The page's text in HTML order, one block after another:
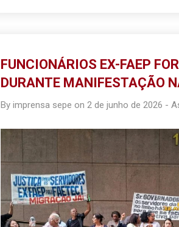
FUNCIONÁRIOS EX-FAEP
DURANTE MANIFESTAÇÃO
By imprensa sepe on 2 de junho de 2026 -